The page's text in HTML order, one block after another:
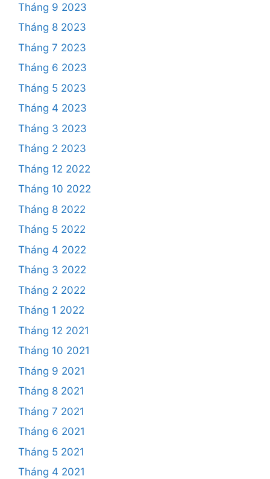
Tháng 9 2023
Tháng 8 2023
Tháng 7 2023
Tháng 6 2023
Tháng 5 2023
Tháng 4 2023
Tháng 3 2023
Tháng 2 2023
Tháng 12 2022
Tháng 10 2022
Tháng 8 2022
Tháng 5 2022
Tháng 4 2022
Tháng 3 2022
Tháng 2 2022
Tháng 1 2022
Tháng 12 2021
Tháng 10 2021
Tháng 9 2021
Tháng 8 2021
Tháng 7 2021
Tháng 6 2021
Tháng 5 2021
Tháng 4 2021